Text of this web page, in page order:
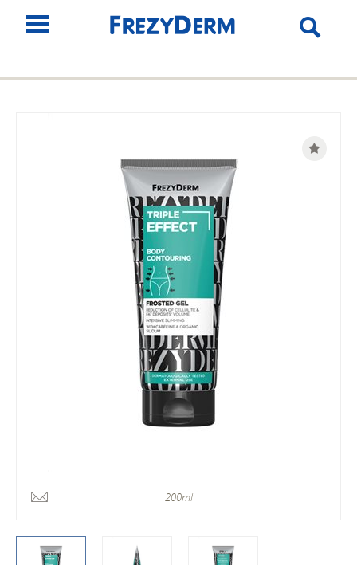
200ml